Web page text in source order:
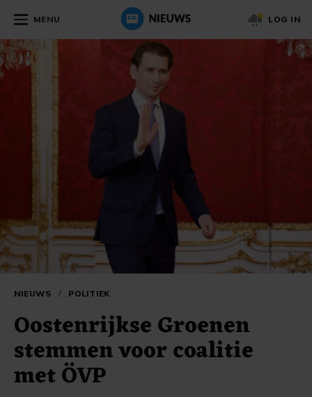
MENU LOG IN
NIEUWS / POLITIEK
Oostenrijkse Groenen
stemmen voor coalitie
met ÖVP